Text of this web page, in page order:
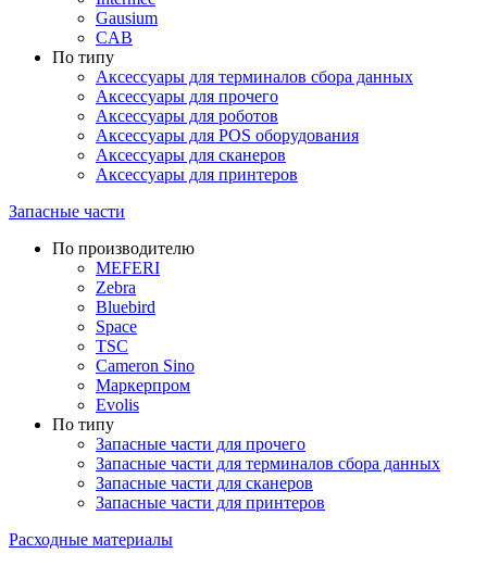
Gausium
CAB
По типу
Аксессуары для терминалов сбора данных
Аксессуары для прочего
Аксессуары для роботов
Аксессуары для POS оборудования
Аксессуары для сканеров
Аксессуары для принтеров
Запасные части
По производителю
MEFERI
Zebra
Bluebird
Space
TSC
Cameron Sino
Маркерпром
Evolis
По типу
Запасные части для прочего
Запасные части для терминалов сбора данных
Запасные части для сканеров
Запасные части для принтеров
Расходные материалы